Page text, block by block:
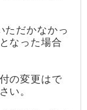
ただかなかっ
なった場合
の変更はで
い。